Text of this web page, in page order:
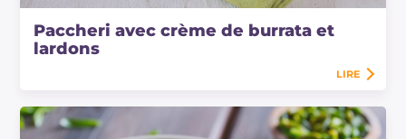
Paccheri avec crème de burrata et
lardons
LIRE